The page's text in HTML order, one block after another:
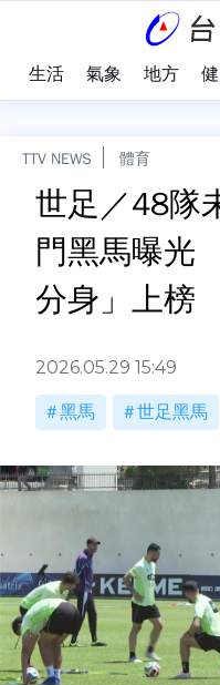
生活 氣象 地方
TTV NEWS 體育
世足／48隊
門黑馬曝光
分身」上榜
2026.05.29 15:49
黑馬 世足黑馬